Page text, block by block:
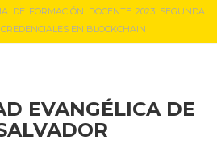
DE FORMACIÓN DOCENTE 2023 SEGUNDA
EN BLOCKCHAIN
EVANGÉLICA DE